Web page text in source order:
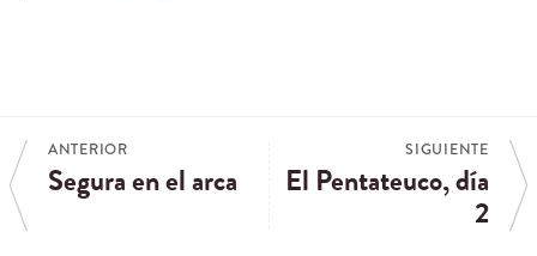
ANTERIOR
Segura en el arca
SIGUIENTE
El Pentateuco, día
2